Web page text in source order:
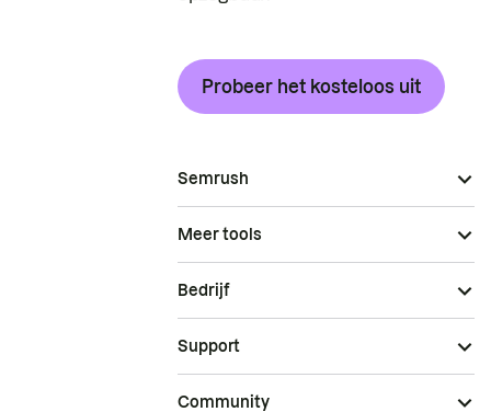
Probeer het kosteloos uit
Semrush
Meer tools
Bedrijf
Support
Community